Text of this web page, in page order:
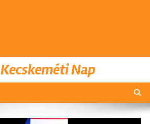
Kecskeméti Nap